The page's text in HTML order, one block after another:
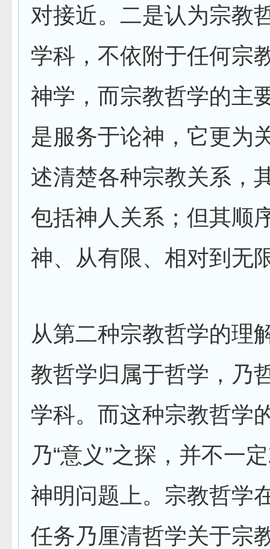
对接近。二是认为宗教
学科，不依附于任何宗
神学，而宗教哲学的主
是服务于论神，它更为
述清楚各种宗教关系，
包括神人关系；但其顺
神、从有限、相对到无
从第二种宗教哲学的理
教哲学归属于哲学，乃
学科。而这种宗教哲学
乃“意义”之探，并不一
神明问题上。宗教哲学
任务乃厘清哲学关于宗